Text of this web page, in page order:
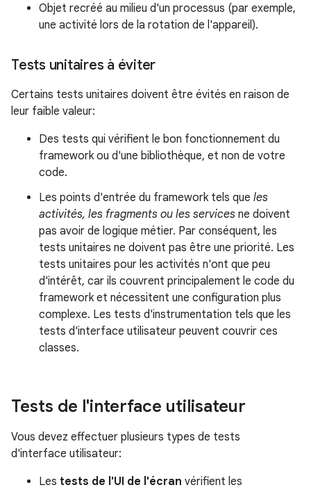
Objet recréé au milieu d'un processus (par exemple,
une activité lors de la rotation de l'appareil).
Tests unitaires à éviter
Certains tests unitaires doivent être évités en raison de
leur faible valeur:
Des tests qui vérifient le bon fonctionnement du
framework ou d'une bibliothèque, et non de votre
code.
Les points d'entrée du framework tels que les
activités, les fragments ou les services ne doivent
pas avoir de logique métier. Par conséquent, les
tests unitaires ne doivent pas être une priorité. Les
tests unitaires pour les activités n'ont que peu
d'intérêt, car ils couvrent principalement le code du
framework et nécessitent une configuration plus
complexe. Les tests d'instrumentation tels que les
tests d'interface utilisateur peuvent couvrir ces
classes.
Tests de l'interface utilisateur
Vous devez effectuer plusieurs types de tests
d'interface utilisateur:
Les tests de l'UI de l'écran vérifient les